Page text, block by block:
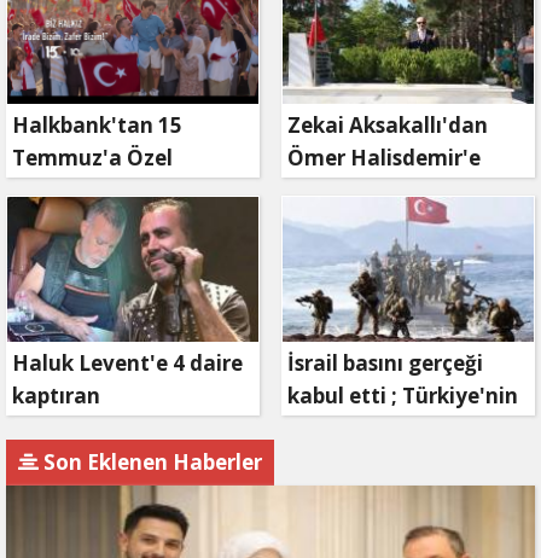
Halkbank'tan 15
Temmuz'a Özel
Reklam Filmi: "İrade
Bizim, Zafer Bizim"
Zekai Aksakallı'dan
Ömer Halisdemir'e
'vefa' ziyareti!
Haluk Levent'e 4 daire
kaptıran
savcılıkta aldı
İsrail basını gerçeği
kabul etti ; Türkiye'nin
Son Eklenen Haberler